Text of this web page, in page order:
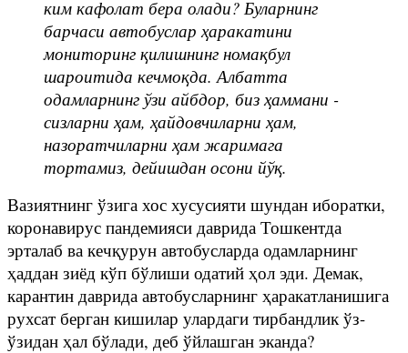
ким кафолат бера олади? Буларнинг
барчаси автобуслар ҳаракатини
мониторинг қилишнинг номақбул
шароитида кечмоқда. Албатта
одамларнинг ўзи айбдор, биз ҳаммани -
сизларни ҳам, ҳайдовчиларни ҳам,
назоратчиларни ҳам жаримага
тортамиз, дейишдан осони йўқ.
Вазиятнинг ўзига хос хусусияти шундан иборатки,
коронавирус пандемияси даврида Тошкентда
эрталаб ва кечқурун автобусларда одамларнинг
ҳаддан зиёд кўп бўлиши одатий ҳол эди. Демак,
карантин даврида автобусларнинг ҳаракатланишига
рухсат берган кишилар улардаги тирбандлик ўз-
ўзидан ҳал бўлади, деб ўйлашган эканда?